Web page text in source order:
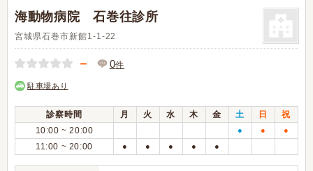
海動物病院 石巻往診所
宮城県石巻市新館1-1-22
－ 0件
駐車場あり
診察時間 月 火 水 木 金 土 日
祝
10:00 ~ 20:00
● ● ●
11:00 ~ 20:00 ● ● ● ● ●